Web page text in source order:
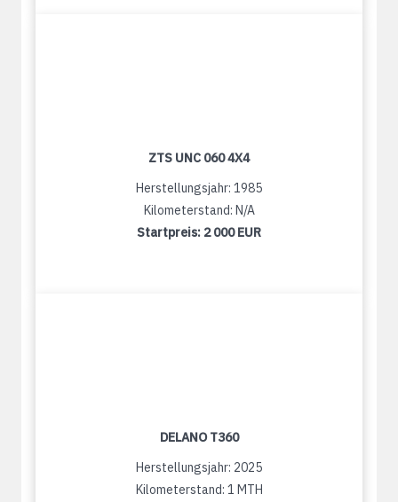
ZTS UNC 060 4X4
Herstellungsjahr: 1985
Kilometerstand: N/A
Startpreis: 2 000 EUR
DELANO T360
Herstellungsjahr: 2025
Kilometerstand: 1 MTH